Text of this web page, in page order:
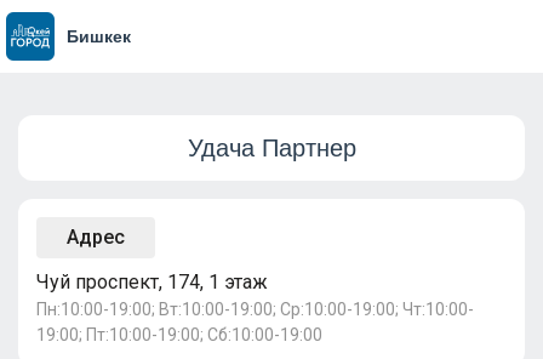
Бишкек
Удача Партнер
Адрес
Чуй проспект, 174, 1 этаж
Пн:10:00-19:00; Вт:10:00-19:00; Ср:10:00-19:00; Чт:10:00-
19:00; Пт:10:00-19:00; Сб:10:00-19:00